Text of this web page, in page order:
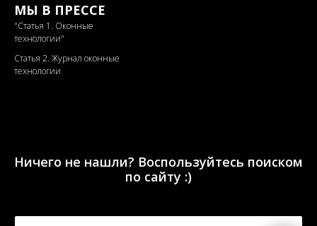
МЫ В ПРЕССЕ
"Статья 1. Оконные
технологии"
Статья 2. Журнал оконные
технологии
Ничего не нашли? Воспользуйтесь поиском
по сайту :)